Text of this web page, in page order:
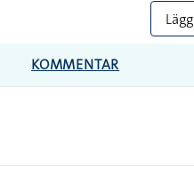
KOMMENTAR